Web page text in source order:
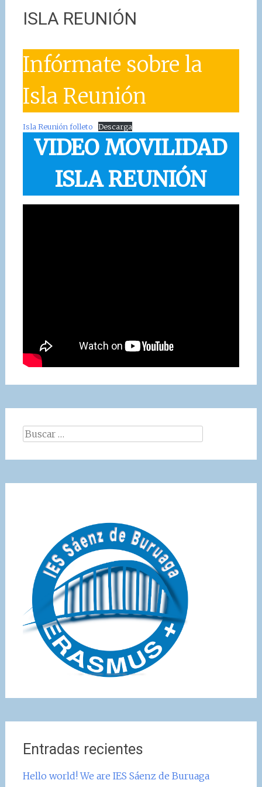
ISLA REUNIÓN
Infórmate sobre la
Isla Reunión
Isla Reunión folleto Descarga
VIDEO MOVILIDAD
ISLA REUNIÓN
Buscar:
Entradas recientes
Hello world! We are IES Sáenz de Buruaga